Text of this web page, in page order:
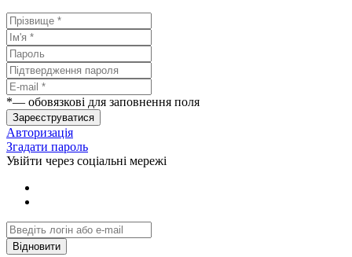
*— обовязкові для заповнення поля
Зареєструватися
Авторизація
Згадати пароль
Увійти через соціальні мережі
Відновити